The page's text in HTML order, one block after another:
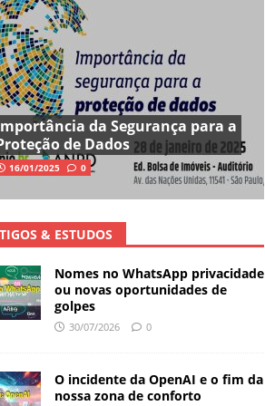
da Segurança para a
de Dados
16/01/2025 0
& ESTUDOS
Nomes no WhatsApp privacidade
ou novas oportunidades de
golpes
30/07/2026 0
O incidente da OpenAI e o fim da
nossa zona de conforto